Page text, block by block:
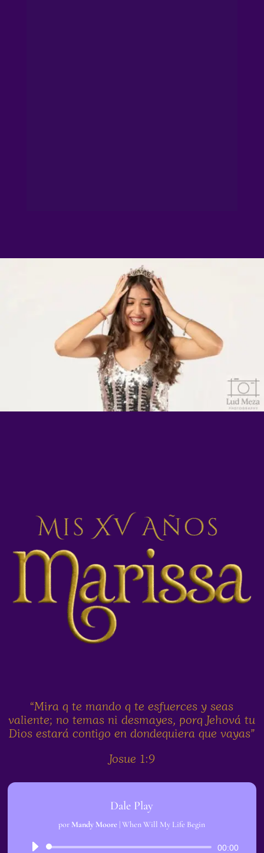
“Mira q te mando q te esfuerces y seas
valiente; no temas ni desmayes, porq Jehová tu
Dios estará contigo en dondequiera que vayas”
Josue 1:9
Dale Play
por Mandy Moore |When Will My Life Begin
Reproductor
00:00